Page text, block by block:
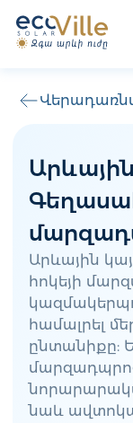
Արևային
հոկեյի
համալրել
ընտանիքը:
նաև